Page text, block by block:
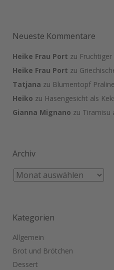
Neueste Kommentare
Heike Frau Port zu
Heike Frau Port zu
Tatjana zu Blumentopf
Heiko zu Hasengesicht als
Gianna Mignano zu Tiramisu
Archiv
Kategorien
Allgemein
Brot und Brötchen
Dessert